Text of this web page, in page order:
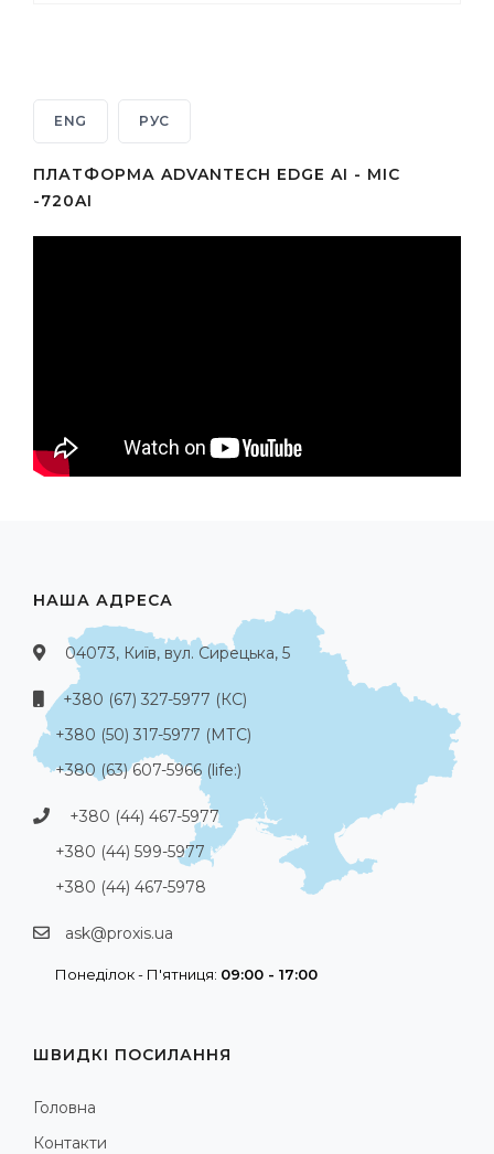
ENG РУС
ПЛАТФОРМА ADVANTECH EDGE AI - MIC
-720AI
НАША АДРЕСА
04073, Київ, вул. Сирецька, 5
+380 (67) 327-5977 (КС)
+380 (50) 317-5977 (МТС)
+380 (63) 607-5966 (life:)
+380 (44) 467-5977
+380 (44) 599-5977
+380 (44) 467-5978
ask@proxis.ua
Понеділок - П'ятниця: 09:00 - 17:00
ШВИДКІ ПОСИЛАННЯ
Головна
Контакти